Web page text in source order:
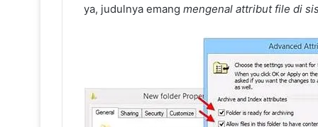
ya, judulnya emang mengenal attribut file di